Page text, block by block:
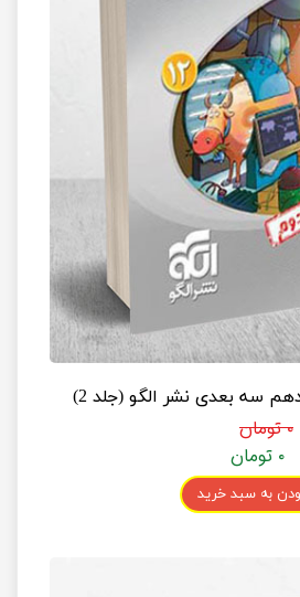
سه بعدی نشر الگو (جلد 2)
۰ تومان
۰ تومان
به سبد خرید